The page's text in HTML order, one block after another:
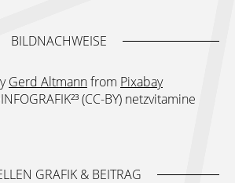
BILDNACHWEISE
Gerd Altmannfrom Pixabay
(CC-BY) netzvitamine
GRAFIK & BEITRAG